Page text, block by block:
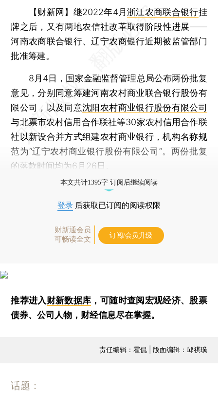
【财新网】 继2022年4月浙江农商联合银行挂
牌之后，又有两地农信社改革取得阶段性进展——
河南农商联合银行、辽宁农商银行近期被监管部门
批准筹建。
8月4日，国家金融监督管理总局公布两份批复
意见，分别同意筹建河南农村商业联合银行股份有
限公司，以及同意沈阳农村商业银行股份有限公司
与北票市农村信用合作联社等30家农村信用合作联
社以新设合并方式组建农村商业银行，机构名称规
范为“辽宁农村商业银行股份有限公司”。两份批复
的落款时间均为6月26日。
本文共计1395字 订阅后继续阅读
登录 后获取已订阅的阅读权限
财新通会员
可畅读全文
订阅/会员升级
推荐进入财新数据库 ，可随时查阅宏观经济、股票
债券、公司人物，财经信息尽在掌握。
责任编辑：霍侃 | 版面编辑：邱祺璞
话题：